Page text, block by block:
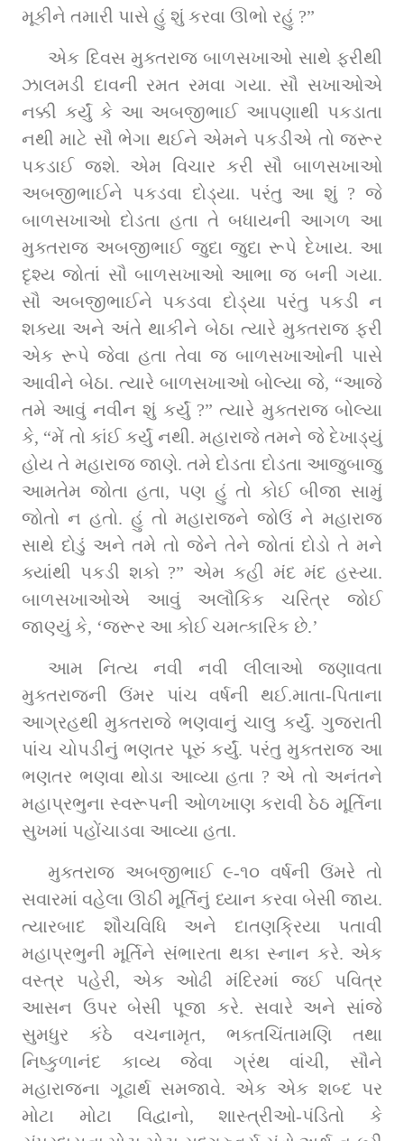
મૂકીને તમારી પાસે હું શું કરવા ઊભો રહું ?”
એક દિવસ મુક્તરાજ બાળસખાઓ સાથે ફરીથી
ઝાલમડી દાવની રમત રમવા ગયા. સૌ સખાઓએ
નક્કી કર્યું કે આ અબજીભાઈ આપણાથી પકડાતા
નથી માટે સૌ ભેગા થઈને એમને પકડીએ તો જરૂર
પકડાઈ જશે. એમ વિચાર કરી સૌ બાળસખાઓ
અબજીભાઈને પકડવા દોડ્યા. પરંતુ આ શું ? જે
બાળસખાઓ દોડતા હતા તે બધાયની આગળ આ
મુક્તરાજ અબજીભાઈ જુદા જુદા રૂપે દેખાય. આ
દૃશ્ય જોતાં સૌ બાળસખાઓ આભા જ બની ગયા.
સૌ અબજીભાઈને પકડવા દોડ્યા પરંતુ પકડી ન
શક્યા અને અંતે થાકીને બેઠા ત્યારે મુક્તરાજ ફરી
એક રૂપે જેવા હતા તેવા જ બાળસખાઓની પાસે
આવીને બેઠા. ત્યારે બાળસખાઓ બોલ્યા જે, “આજે
તમે આવું નવીન શું કર્યું ?” ત્યારે મુક્તરાજ બોલ્યા
કે, “મેં તો કાંઈ કર્યું નથી. મહારાજે તમને જે દેખાડ્યું
હોય તે મહારાજ જાણે. તમે દોડતા દોડતા આજુબાજુ
આમતેમ જોતા હતા, પણ હું તો કોઈ બીજા સામું
જોતો ન હતો. હું તો મહારાજને જોઉં ને મહારાજ
સાથે દોડું અને તમે તો જેને તેને જોતાં દોડો તે મને
ક્યાંથી પકડી શકો ?” એમ કહી મંદ મંદ હસ્યા.
બાળસખાઓએ આવું અલૌકિક ચરિત્ર જોઈ
જાણ્યું કે, ‘જરૂર આ કોઈ ચમત્કારિક છે.’
આમ નિત્ય નવી નવી લીલાઓ જણાવતા
મુક્તરાજની ઉંમર પાંચ વર્ષની થઈ.માતા-પિતાના
આગ્રહથી મુક્તરાજે ભણવાનું ચાલુ કર્યું. ગુજરાતી
પાંચ ચોપડીનું ભણતર પૂરું કર્યું. પરંતુ મુક્તરાજ આ
ભણતર ભણવા થોડા આવ્યા હતા ? એ તો અનંતને
મહાપ્રભુના સ્વરૂપની ઓળખાણ કરાવી ઠેઠ મૂર્તિના
સુખમાં પહોંચાડવા આવ્યા હતા.
મુક્તરાજ અબજીભાઈ ૯-૧૦ વર્ષની ઉંમરે તો
સવારમાં વહેલા ઊઠી મૂર્તિનું ધ્યાન કરવા બેસી જાય.
ત્યારબાદ શૌચવિધિ અને દાતણક્રિયા પતાવી
મહાપ્રભુની મૂર્તિને સંભારતા થકા સ્નાન કરે. એક
વસ્ત્ર પહેરી, એક ઓઢી મંદિરમાં જઈ પવિત્ર
આસન ઉપર બેસી પૂજા કરે. સવારે અને સાંજે
સુમધુર કંઠે વચનામૃત, ભક્તચિંતામણિ તથા
નિષ્કુળાનંદ કાવ્ય જેવા ગ્રંથ વાંચી, સૌને
મહારાજના ગૂઢાર્થ સમજાવે. એક એક શબ્દ પર
મોટા મોટા વિદ્વાનો, શાસ્ત્રીઓ-પંડિતો કે